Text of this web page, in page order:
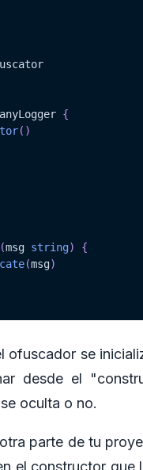
{
( )
(msg string)
{
(msg)
ofuscador se
desde el
oculta o no.
parte de tu
el constructor